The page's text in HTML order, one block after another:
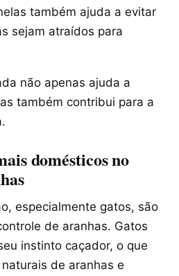
também ajuda a evitar
sejam atraídos para
não apenas ajuda a
também contribui para a
domésticos no
especialmente gatos, são
de aranhas. Gatos
instinto caçador, o que
de aranhas e